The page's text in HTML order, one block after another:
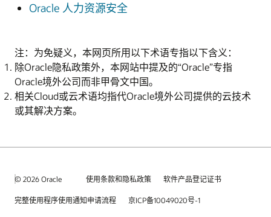
Oracle 人力资源安全
注：为免疑义，本网页所用以下术语专指以下含义：
除Oracle隐私政策外，本网站中提及的“Oracle”专指
Oracle境外公司而非甲骨文中国。
相关Cloud或云术语均指代Oracle境外公司提供的云技术
或其解决方案。
© 2026 Oracle 使用条款和隐私政策 软件产品登记证书
完整使用程序使用通知申请流程 京ICP备10049020号-1